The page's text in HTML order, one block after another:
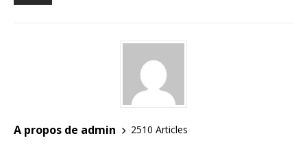
A propos de admin
2510 Articles